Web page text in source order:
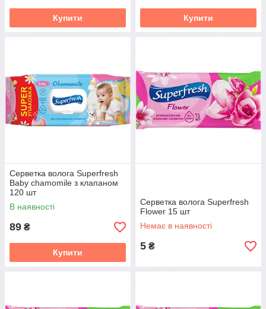
Купити Купити
Серветка волога Superfresh
Baby chamomile з клапаном
120 шт
В наявності
89 ₴
Купити
Серветка волога Superfresh
Flower 15 шт
Немає в наявності
5 ₴